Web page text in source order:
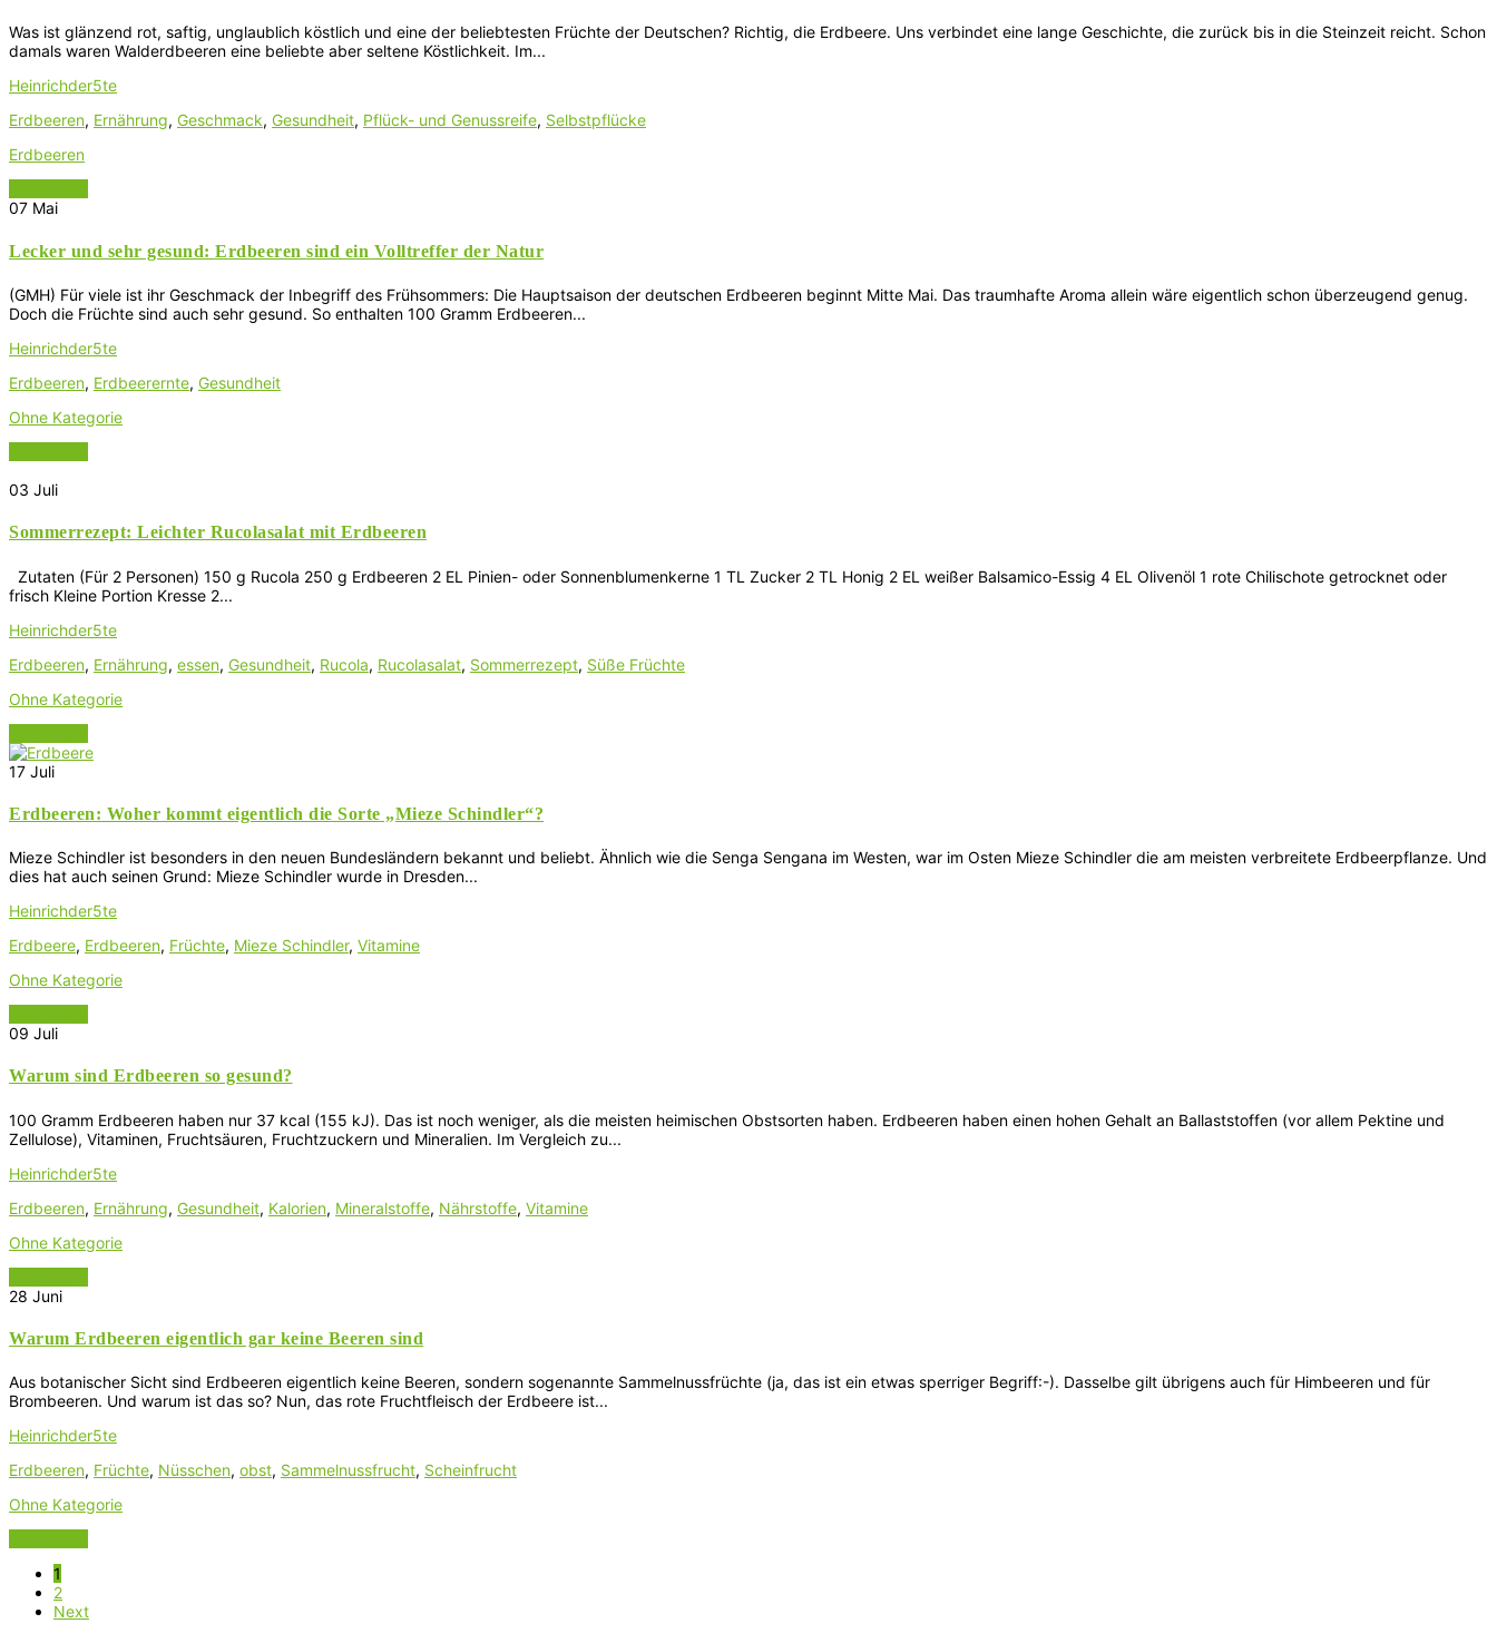
Was ist glänzend rot, saftig, unglaublich köstlich und eine der beliebtesten Früchte der Deutschen? Richtig, die Erdbeere. Uns verbindet eine lange Geschichte, die zurück bis in die Steinzeit reicht. Schon
damals waren Walderdbeeren eine beliebte aber seltene Köstlichkeit. Im...
Heinrichder5te
Erdbeeren, Ernährung, Geschmack, Gesundheit, Pflück- und Genussreife, Selbstpflücke
Erdbeeren
07 Mai
Lecker und sehr gesund: Erdbeeren sind ein Volltreffer der Natur
(GMH) Für viele ist ihr Geschmack der Inbegriff des Frühsommers: Die Hauptsaison der deutschen Erdbeeren beginnt Mitte Mai. Das traumhafte Aroma allein wäre eigentlich schon überzeugend genug.
Doch die Früchte sind auch sehr gesund. So enthalten 100 Gramm Erdbeeren...
Heinrichder5te
Erdbeeren, Erdbeerernte, Gesundheit
Ohne Kategorie
03 Juli
Sommerrezept: Leichter Rucolasalat mit Erdbeeren
Zutaten (Für 2 Personen) 150 g Rucola 250 g Erdbeeren 2 EL Pinien- oder Sonnenblumenkerne 1 TL Zucker 2 TL Honig 2 EL weißer Balsamico-Essig 4 EL Olivenöl 1 rote Chilischote getrocknet oder
frisch Kleine Portion Kresse 2...
Heinrichder5te
Erdbeeren, Ernährung, essen, Gesundheit, Rucola, Rucolasalat, Sommerrezept, Süße Früchte
Ohne Kategorie
17 Juli
Erdbeeren: Woher kommt eigentlich die Sorte „Mieze Schindler“?
Mieze Schindler ist besonders in den neuen Bundesländern bekannt und beliebt. Ähnlich wie die Senga Sengana im Westen, war im Osten Mieze Schindler die am meisten verbreitete Erdbeerpflanze. Und
dies hat auch seinen Grund: Mieze Schindler wurde in Dresden...
Heinrichder5te
Erdbeere, Erdbeeren, Früchte, Mieze Schindler, Vitamine
Ohne Kategorie
09 Juli
Warum sind Erdbeeren so gesund?
100 Gramm Erdbeeren haben nur 37 kcal (155 kJ). Das ist noch weniger, als die meisten heimischen Obstsorten haben. Erdbeeren haben einen hohen Gehalt an Ballaststoffen (vor allem Pektine und
Zellulose), Vitaminen, Fruchtsäuren, Fruchtzuckern und Mineralien. Im Vergleich zu...
Heinrichder5te
Erdbeeren, Ernährung, Gesundheit, Kalorien, Mineralstoffe, Nährstoffe, Vitamine
Ohne Kategorie
28 Juni
Warum Erdbeeren eigentlich gar keine Beeren sind
Aus botanischer Sicht sind Erdbeeren eigentlich keine Beeren, sondern sogenannte Sammelnussfrüchte (ja, das ist ein etwas sperriger Begriff:-). Dasselbe gilt übrigens auch für Himbeeren und für
Brombeeren. Und warum ist das so? Nun, das rote Fruchtfleisch der Erdbeere ist...
Heinrichder5te
Erdbeeren, Früchte, Nüsschen, obst, Sammelnussfrucht, Scheinfrucht
Ohne Kategorie
1
2
Next